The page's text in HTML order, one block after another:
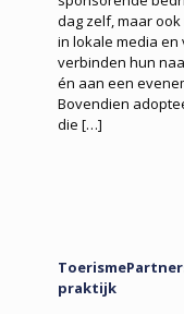
dag zelf, maar
in lokale media
verbinden hun
én aan een
Bovendien
die […]
praktijk